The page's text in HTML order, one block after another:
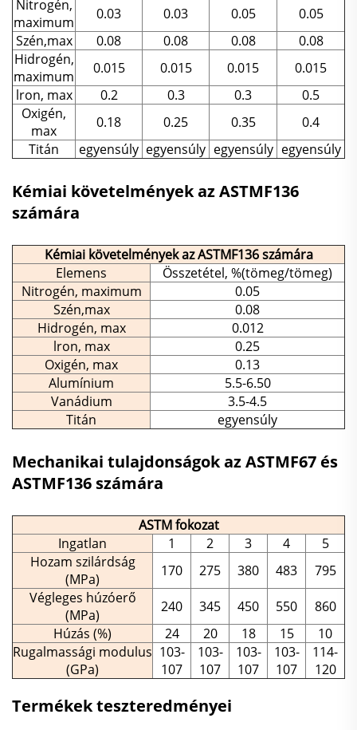
Nitrogén,
maximum
0.03 0.03 0.05
0.05
Szén,max
0.08 0.08 0.08
0.08
Hidrogén,
maximum
0.015 0.015 0.015
0.015
lron, max
0.2 0.3 0.3
0.5
Oxigén,
max
0.18 0.25 0.35
0.4
Titán
egyensúly egyensúly egyensúly egyensúly
Kémiai követelmények az ASTMF136
számára
Kémiai követelmények az ASTMF136 számára
Elemens
Összetétel, %(tömeg/tömeg)
Nitrogén, maximum
0.05
Szén,max
0.08
Hidrogén, max
0.012
lron, max
0.25
Oxigén, max
0.13
Alumínium
5.5-6.50
Vanádium
3.5-4.5
Titán
egyensúly
Mechanikai tulajdonságok az ASTMF67 és
ASTMF136 számára
ASTM fokozat
Ingatlan
1 2 3 4
5
Hozam szilárdság
(MPa)
170 275 380 483
795
Végleges húzóerő
(MPa)
240 345 450 550
860
Húzás (%)
24 20 18 15
10
Rugalmassági modulus
(GPa)
103-
107
103-
107
103-
107
103-
107
114-
120
Termékek teszteredményei